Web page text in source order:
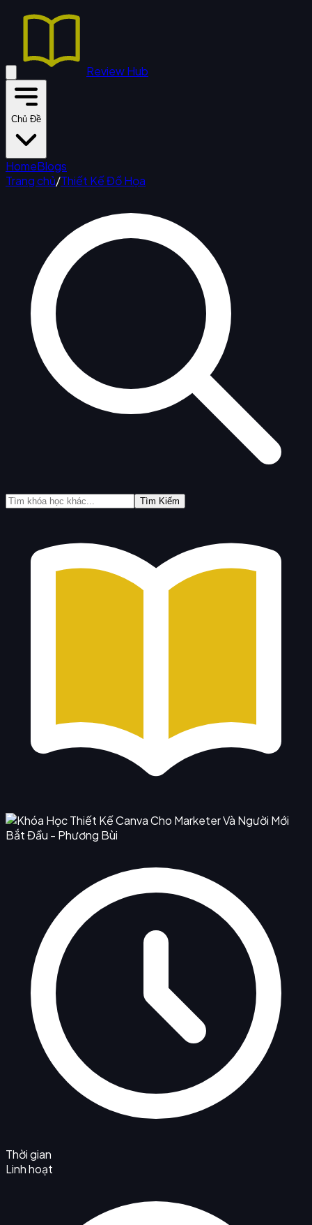
Review Hub
Chủ Đề
HomeBlogs
Trang chủ/Thiết Kế Đồ Họa
Tìm Kiếm
Thời gian
Linh hoạt